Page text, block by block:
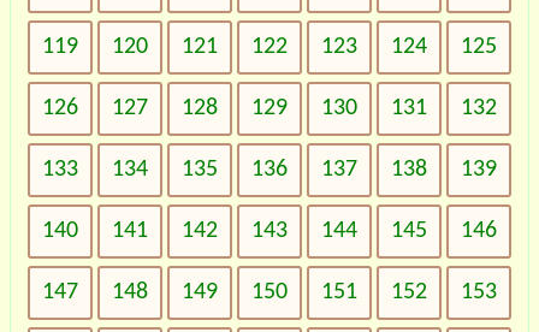
119 120 121 122 123 124 125
126 127 128 129 130 131 132
133 134 135 136 137 138 139
140 141 142 143 144 145 146
147 148 149 150 151 152 153